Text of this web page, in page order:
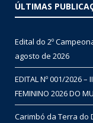
ÚLTIMAS
Edital do 2º
agosto de 2026
EDITAL Nº 001/2026 –
FEMININO 2026 DO
Carimbó da Terra do